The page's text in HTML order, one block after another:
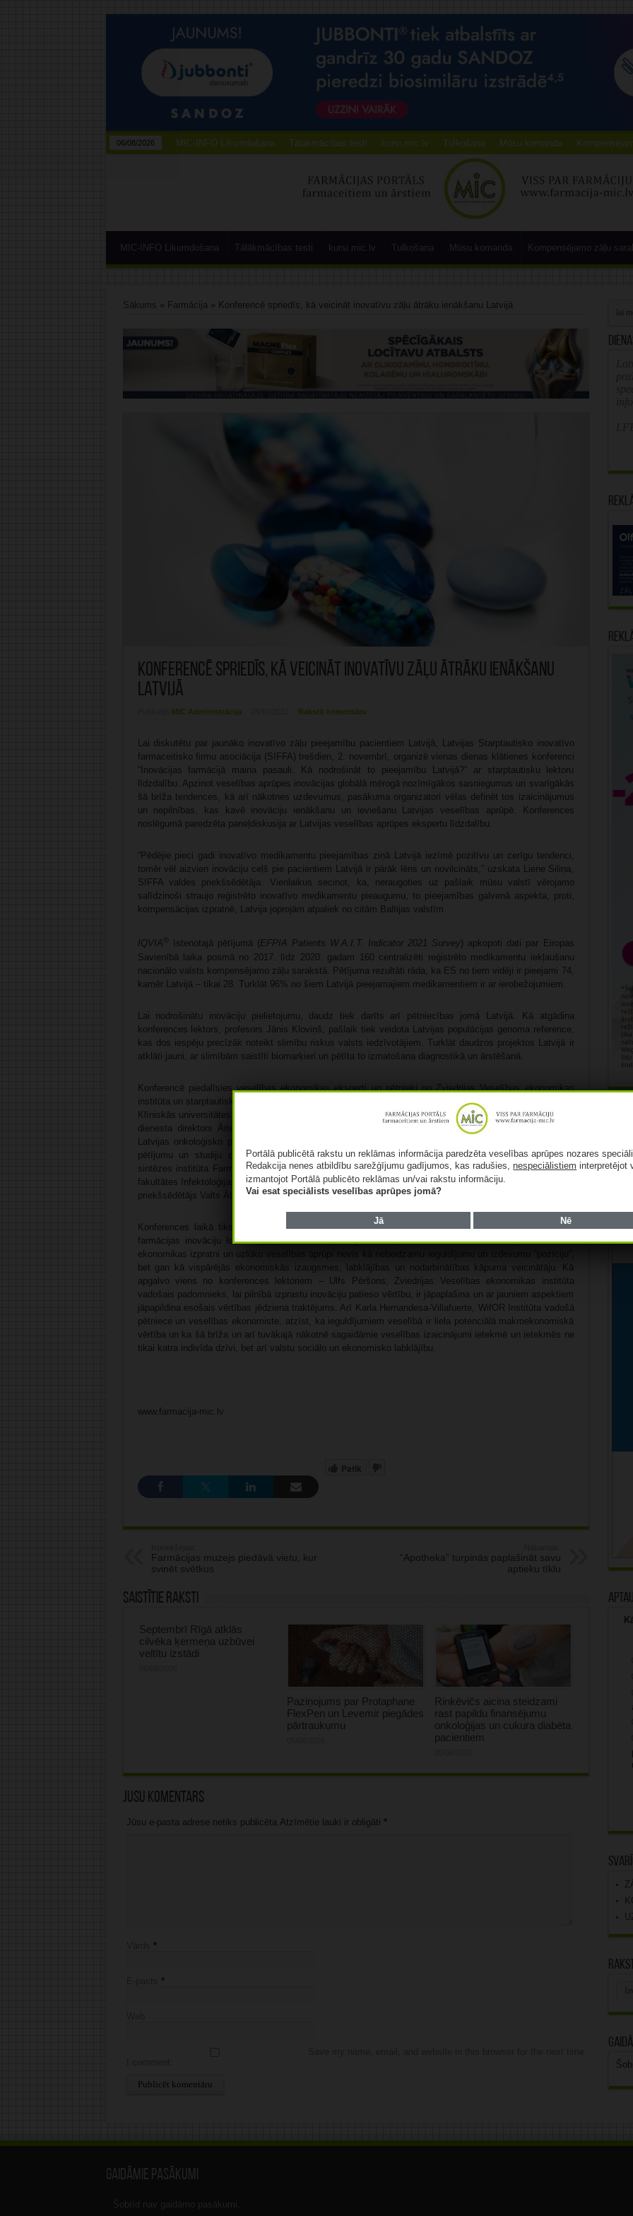
06/08/2026 MIC-INFO Likumdošana Tālākmācības testi kursi.mic.lv Tulkošana Mūsu komanda
MIC-INFO Likumdošana Tālākmācības testi kursi.mic.lv Tulkošana Mūsu komanda Kompensējamo zāļu
Sākums » Farmācija» Konferencē spriedīs, kā veicināt inovatīvu zāļu ātrāku ienākšanu Latvijā
Konferencē spriedīs, kā veicināt inovatīvu zāļu ātrāku ienākšanu
Latvijā
MIC Administrācija Rakstīt komentāru
Lai diskutētu par jaunāko inovatīvo zāļu pieejamību pacientiem Latvijā, Latvijas Starptautisko inovatīvo
farmaceitisko firmu asociācija (SIFFA) trešdien, 2. novembrī, organizē vienas dienas klātienes konferenci
“Inovācijas farmācijā maina pasauli. Kā nodrošināt to pieejamību Latvijā?” ar starptautisku lektoru
līdzdalību. Apzinot veselības aprūpes inovācijas globālā mērogā nozīmīgākos sasniegumus un svarīgākās
šā brīža tendences, kā arī nākotnes uzdevumus, pasākuma organizatori vēlas definēt tos izaicinājumus
un nepilnības, kas kavē inovāciju ienākšanu un ieviešanu Latvijas veselības aprūpē. Konferences
noslēgumā paredzēta paneļdiskusija ar Latvijas veselības aprūpes ekspertu līdzdalību.
“Pēdējie pieci gadi inovatīvo medikamentu pieejamības ziņā Latvijā iezīmē pozitīvu un cerīgu tendenci,
tomēr vēl aizvien inovāciju ceļš pie pacientiem Latvijā ir pārāk lēns un novilcināts,” uzskata Liene Siliņa,
SIFFA valdes priekšsēdētāja. Vienlaikus secinot, ka, neraugoties uz pašlaik mūsu valstī vērojamo
salīdzinoši straujo reģistrēto inovatīvo medikamentu pieaugumu, to pieejamības galvenā aspekta, proti,
kompensācijas izpratnē, Latvija joprojām atpaliek no citām Baltijas valstīm.
IQVIA ® īstenotajā pētījumā (EFPIA Patients W.A.I.T. Indicator 2021 Survey) apkopoti dati par Eiropas
Savienībā laika posmā no 2017. līdz 2020. gadam 160 centralizēti reģistrēto medikamentu iekļaušanu
nacionālo valsts kompensējamo zāļu sarakstā. Pētījuma rezultāti rāda, ka ES no tiem vidēji ir pieejami 74,
kamēr Latvijā – tikai 28. Turklāt 96% no šiem Latvijā pieejamajiem medikamentiem ir ar ierobežojumiem.
Lai nodrošinātu inovāciju pielietojumu, daudz tiek darīts arī pētniecības jomā Latvijā. Kā atgādina
konferences lektors, profesors Jānis Kloviņš, pašlaik tiek veidota Latvijas populācijas genoma reference,
kas dos iespēju precīzāk noteikt slimību riskus valsts iedzīvotājiem. Turklāt daudzos projektos Latvijā ir
atklāti jauni, ar slimībām saistīti biomarķieri un pētīta to izmatošana diagnostikā un ārstēšanā.
Konferencē piedalīsies veselības ekonomikas eksperti un pētnieki no Zviedrijas Veselības ekonomikas
institūta un starptautiskā WifOR institūta, kā arī veselības aprūpes eksperti no Latvijas, to vidū P. Stradiņa
Klīniskās universitātes slimnīcas Latvijas Kardioloģijas centra vadītājs Andrejs Ērglis, Nacionālā veselības
dienesta direktors Āris Kasparāns, RSU Sabiedrības veselības institūta direktore Anda Ķīvīte-Urtāne,
Latvijas onkoloģisko pacietu organizācijas “Onkoalianse” pārstāve Olga Valciņa, Latvijas Biomedicīnas
pētījumu un studiju centra zinātniskās padomes priekšsēdētājs Jānis Kloviņš, Latvijas Organiskās
sintēzes institūta Farmaceitiskās farmakoloģijas laboratorijas vadītāja Maija Dambrova, RSU Medicīnas
fakultātes Infektoloģijas katedras vadītāja Ludmila Vīksna, Bērnu klīniskās universitātes slimnīcas valdes
priekšsēdētājs Valts Ābols un citi.
Konferences laikā tiks spriests arī par konceptuālu veselības paradigmas maiņas nepieciešamību un
farmācijas inovāciju lomu šajā procesā. Šī paradigmas maiņa ir saistīta ar daudz dziļāku veselības
ekonomikas izpratni un uzlūko veselības aprūpi nevis kā nebeidzamu ieguldījumu un izdevumu “pozīciju”,
bet gan kā vispārējās ekonomiskās izaugsmes, labklājības un nodarbinātības kāpuma veicinātāju. Kā
apgalvo viens no konferences lektoriem – Ulfs Pēršons, Zviedrijas Veselības ekonomikas institūta
vadošais padomnieks, lai pilnībā izprastu inovāciju patieso vērtību, ir jāpaplašina un ar jauniem aspektiem
jāpapildina esošais vērtības jēdziena traktējums. Arī Karla Hernandesa-Villafuerte, WifOR Institūta vadošā
pētniece un veselības ekonomiste, atzīst, ka ieguldījumiem veselībā ir liela potenciālā makroekonomiskā
vērtība un ka šā brīža un arī tuvākajā nākotnē sagaidāmie veselības izaicinājumi ietekmē un ietekmēs ne
tikai katra indivīda dzīvi, bet arī valstu sociālo un ekonomisko labklājību.
www.farmacija-mic.lv
Patīk
Farmācijas muzejs piedāvā vietu, kur
svinēt svētkus
“Apotheka” turpinās paplašināt savu
aptieku tīklu
Saistītie raksti
Septembrī Rīgā atklās
cilvēka ķermeņa uzbūvei
veltītu izstādi
Paziņojums par Protaphane
FlexPen un Levemir piegādes
pārtraukumu
Rinkēvičs aicina steidzami
rast papildu finansējumu
onkoloģijas un cukura diabēta
pacientiem
Jūsu komentārs
Jūsu e-pasta adrese netiks publicēta.Atzīmētie lauki ir obligāti *
*
*
Gaidāmie pasākumi
Šobrīd nav gaidāmo pasākumi.
Portālā publicētā rakstu un reklāmas informācija paredzēta veselības aprūpes nozares
Redakcija nenes atbildību sarežģījumu gadījumos, kas radušies,nespeciālistiem interpretējot
izmantojot Portālā publicēto reklāmas un/vai rakstu informāciju.
Vai esat speciālists veselības aprūpes jomā?
Jā Nē